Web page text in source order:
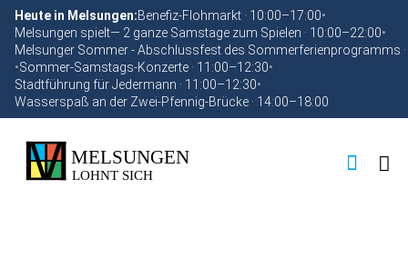
Heute in Melsungen:Benefiz-Flohmarkt · 10:00–17:00•
Melsungen spielt— 2 ganze Samstage zum Spielen · 10:00–22:00•
Melsunger Sommer - Abschlussfest des Sommerferienprogramms
•Sommer-Samstags-Konzerte · 11:00–12:30•
Stadtführung für Jedermann · 11:00–12:30•
Wasserspaß an der Zwei-Pfennig-Brücke · 14:00–18:00